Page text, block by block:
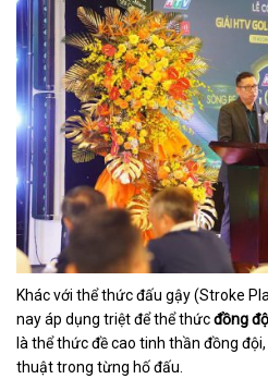
Khác với thể thức đấu gậy (Stroke
nay áp dụng triệt để thể thứcđồng
là thể thức đề cao tinh thần đồng
thuật trong từng hố đấu.